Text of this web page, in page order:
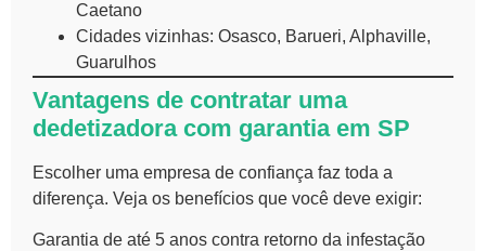
Caetano
Cidades vizinhas: Osasco, Barueri, Alphaville,
Guarulhos
Vantagens de contratar uma
dedetizadora com garantia em SP
Escolher uma empresa de confiança faz toda a
diferença. Veja os benefícios que você deve exigir:
Garantia de até 5 anos contra retorno da infestação